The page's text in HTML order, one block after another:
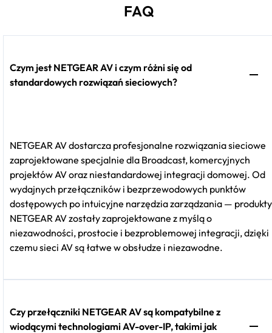
FAQ
Czym jest NETGEAR AV i czym różni się od
standardowych rozwiązań sieciowych?
NETGEAR AV dostarcza profesjonalne rozwiązania sieciowe
zaprojektowane specjalnie dla Broadcast, komercyjnych
projektów AV oraz niestandardowej integracji domowej. Od
wydajnych przełączników i bezprzewodowych punktów
dostępowych po intuicyjne narzędzia zarządzania — produkty
NETGEAR AV zostały zaprojektowane z myślą o
niezawodności, prostocie i bezproblemowej integracji, dzięki
czemu sieci AV są łatwe w obsłudze i niezawodne.
Czy przełączniki NETGEAR AV są kompatybilne z
wiodącymi technologiami AV-over-IP, takimi jak